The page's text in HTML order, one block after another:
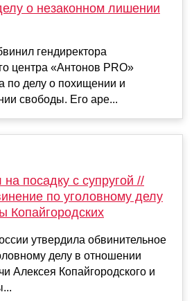
о незаконном лишении
гендиректора
центра «Антонов PRO»
по делу о похищении и
свободы. Его аре...
посадку с супругой //
по уголовному делу
Копайгородских
утвердила обвинительное
делу в отношении
Алексея Копайгородского и